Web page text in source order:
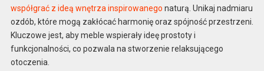
współgrać z ideą wnętrza inspirowanego naturą. Unikaj nadmiaru
ozdób, które mogą zakłócać harmonię oraz spójność przestrzeni.
Kluczowe jest, aby meble wspierały ideę prostoty i
funkcjonalności, co pozwala na stworzenie relaksującego
otoczenia.